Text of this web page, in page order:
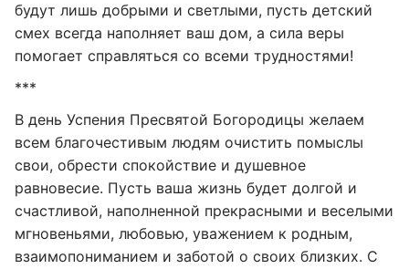
будут лишь добрыми и светлыми, пусть детский
смех всегда наполняет ваш дом, а сила веры
помогает справляться со всеми трудностями!
***
В день Успения Пресвятой Богородицы желаем
всем благочестивым людям очистить помыслы
свои, обрести спокойствие и душевное
равновесие. Пусть ваша жизнь будет долгой и
счастливой, наполненной прекрасными и веселыми
мгновеньями, любовью, уважением к родным,
взаимопониманием и заботой о своих близких. С